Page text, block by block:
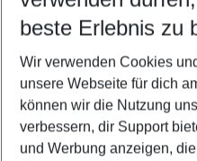
5-
2 Erwachsene Keine
Mehr
beste Erlebnis zu
Wir verwenden Cookies
unsere Webseite für dich
können wir die Nutzung
verbessern, dir Support
und Werbung anzeigen,